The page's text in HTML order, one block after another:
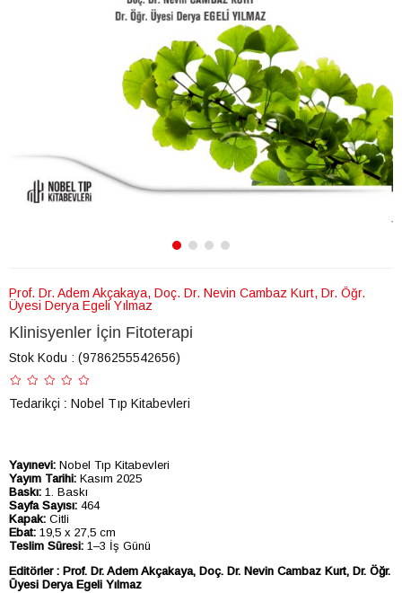
Prof. Dr. Adem Akçakaya, Doç. Dr. Nevin Cambaz Kurt, Dr. Öğr.
Üyesi Derya Egeli Yılmaz
Klinisyenler İçin Fitoterapi
Stok Kodu (9786255542656)
Tedarikçi : Nobel Tıp Kitabevleri
Yayınevi: Nobel Tıp Kitabevleri
Yayım Tarihi: Kasım 2025
Baskı: 1. Baskı
Sayfa Sayısı: 464
Kapak: Citli
Ebat: 19,5 x 27,5 cm
Teslim Süresi: 1–3 İş Günü
Editörler : Prof. Dr. Adem Akçakaya, Doç. Dr. Nevin Cambaz Kurt, Dr. Öğr.
Üyesi Derya Egeli Yılmaz